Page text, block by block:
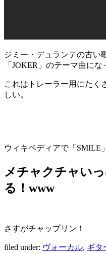
ジミー・デュランテの古い
「JOKER」のテーマ曲にな
これはトレーラー用にたく
しい。
ウィキペディアで「
メチャクチャい
る！www
さすがチャップリン！
filed under: ヴォーカル, ギタ